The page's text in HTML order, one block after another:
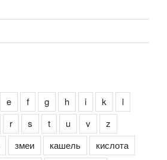
e f g h i k
l
r s t u v
z
змеи кашель
кислота